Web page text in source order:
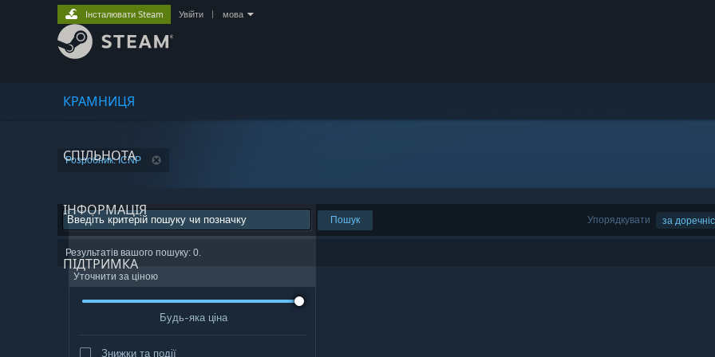
КРАМНИЦЯ
СПІЛЬНОТА
ІНФОРМАЦІЯ
ПІДТРИМКА
Інсталювати Steam Увійти мова
Розробник: ICNP
Упорядкувати за
Пошук
Результатів вашого пошуку: 0.
Уточнити за ціною
Будь-яка ціна
Знижки та події